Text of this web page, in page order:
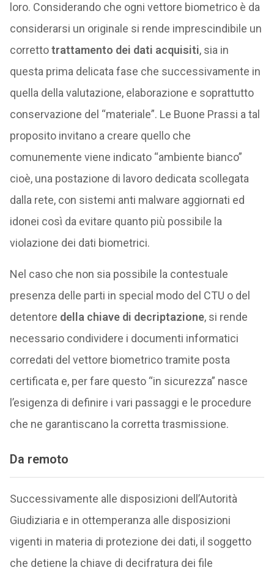
loro. Considerando che ogni vettore biometrico è da
considerarsi un originale si rende imprescindibile un
correttotrattamento dei dati acquisiti, sia in
questa prima delicata fase che successivamente in
quella della valutazione, elaborazione e soprattutto
conservazione del “materiale”. Le Buone Prassi a tal
proposito invitano a creare quello che
comunemente viene indicato “ambiente bianco”
cioè, una postazione di lavoro dedicata scollegata
dalla rete, con sistemi anti malware aggiornati ed
idonei così da evitare quanto più possibile la
violazione dei dati biometrici.
Nel caso che non sia possibile la contestuale
presenza delle parti in special modo del CTU o del
detentore della chiave di decriptazione, si rende
necessario condividere i documenti informatici
corredati del vettore biometrico tramite posta
certificata e, per fare questo “in sicurezza” nasce
l’esigenza di definire i vari passaggi e le procedure
che ne garantiscano la corretta trasmissione.
Da remoto
Successivamente alle disposizioni dell’Autorità
Giudiziaria e in ottemperanza alle disposizioni
vigenti in materia di protezione dei dati, il soggetto
che detiene la chiave di decifratura dei file